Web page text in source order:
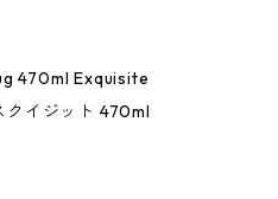
470ml Exquisite
クイジット 470ml